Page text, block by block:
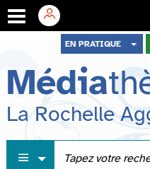
menu
contenu
recherche
EN PRATIQUE
Média
La Rochelle